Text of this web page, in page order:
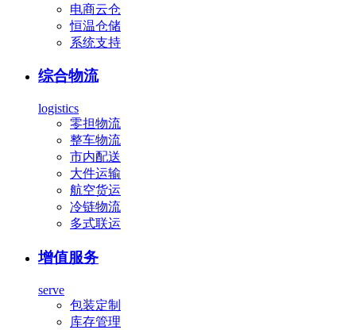
电商云仓
恒温仓储
系统支持
综合物流
logistics
零担物流
整车物流
市内配送
大件运输
航空货运
冷链物流
多式联运
增值服务
serve
包装定制
库存管理